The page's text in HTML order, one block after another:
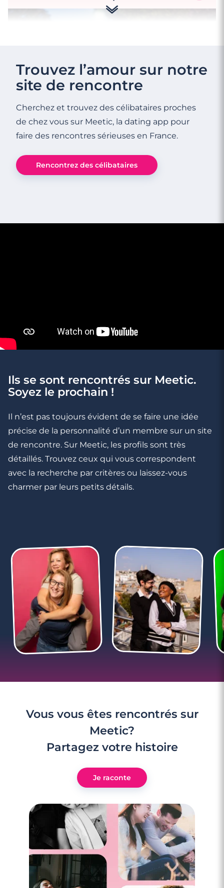
3 minutes
Rencontrer des célibataires gay à Lens
3 minutes
Rencontrer des célibataires gay à Rumilly
Omer
Trouvez l’amour sur notre
site de rencontre
Cherchez et trouvez des célibataires proches
de chez vous sur Meetic, la dating app pour
faire des rencontres sérieuses en France.
Rencontrez des célibataires
Ils se sont rencontrés sur Meetic.
Soyez le prochain !
Il n’est pas toujours évident de se faire une idée
précise de la personnalité d’un membre sur un site
de rencontre. Sur Meetic, les profils sont très
détaillés. Trouvez ceux qui vous correspondent
avec la recherche par critères ou laissez-vous
charmer par leurs petits détails.
Vous vous êtes rencontrés sur
Meetic?
Partagez votre histoire
Je raconte